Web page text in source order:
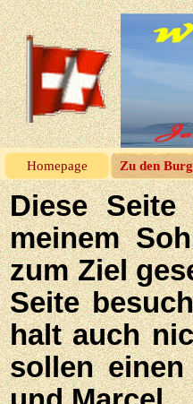
Homepage Zu den
Diese
meinem
zum Ziel
Seite
halt auch
sollen